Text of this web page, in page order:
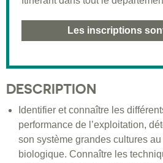
Les inscriptions
DESCRIPTION
Identifier et connaître les
performance de l’exploitation,
son système grandes cultures
biologique. Connaître les